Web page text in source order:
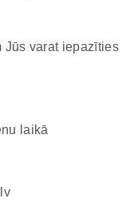
Jūs varat iepazīties
laikā